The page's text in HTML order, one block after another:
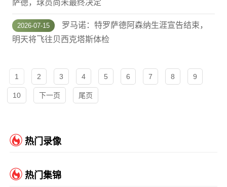
萨德，球员尚未最终决定
2026-07-15
罗马诺：特罗萨德阿森纳生涯宣告结束，
明天将飞往贝西克塔斯体检
1 2 3 4 5 6 7 8 9
10 下一页 尾页
热门录像
热门集锦